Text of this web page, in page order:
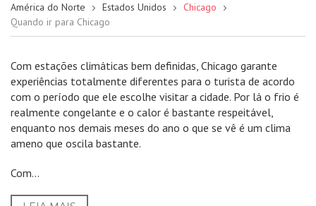
América do Norte Estados Unidos
Chicago
Quando ir para Chicago
Com estações climáticas bem definidas, Chicago garante
experiências totalmente diferentes para o turista de acordo
com o período que ele escolhe visitar a cidade. Por lá o frio é
realmente congelante e o calor é bastante respeitável,
enquanto nos demais meses do ano o que se vê é um clima
ameno que oscila bastante.
Com...